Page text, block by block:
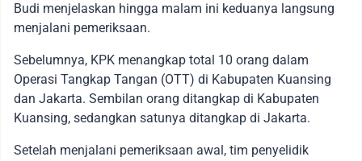
Budi menjelaskan hingga malam ini keduanya langsung
menjalani pemeriksaan.
Sebelumnya, KPK menangkap total 10 orang dalam
Operasi Tangkap Tangan (OTT) di Kabupaten Kuansing
dan Jakarta. Sembilan orang ditangkap di Kabupaten
Kuansing, sedangkan satunya ditangkap di Jakarta.
Setelah menjalani pemeriksaan awal, tim penyelidik